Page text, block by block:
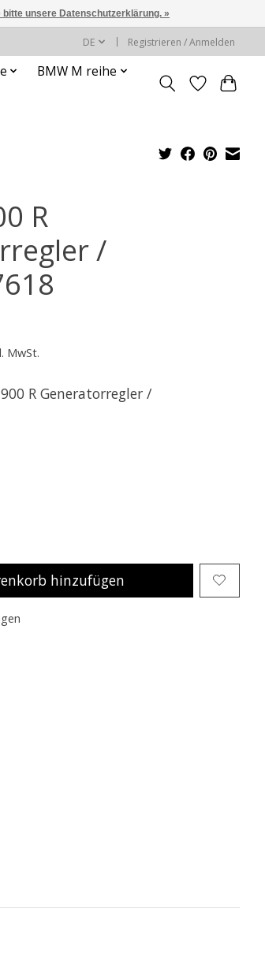
DE Registrieren / Anmelden
BMW M reihe
R
/
MwSt.
R Generatorregler /
hinzufügen
unsere Datenschutzerklärung. »